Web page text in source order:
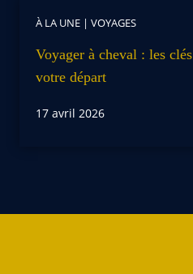
À LA UNE | VOYAGES
Voyager à cheval : les
votre départ
17 avril 2026